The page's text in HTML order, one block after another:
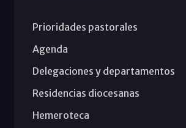
Prioridades pastorales
Agenda
Delegaciones y departamentos
Residencias diocesanas
Hemeroteca